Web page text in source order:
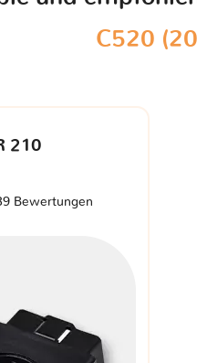
C520
210
Bewertungen